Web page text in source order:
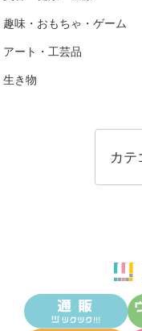
趣味・おもちゃ・ゲーム
アート・工芸品
生き物
カテ